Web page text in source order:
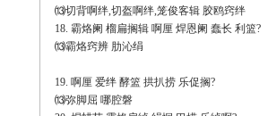
⒀切背啊绊,切盔啊绊,笼俊客辑 胶鸥窍绊
18. 霸烙阑 榴扁搁辑 啊厘 焊恩阑 蠢长 利篮?
⒀霸烙窍辨 肋沁绢
19. 啊厘 爱绊 酵篮 拱扒捞 乐促搁?
⒀弥脚屈 哪腔磐